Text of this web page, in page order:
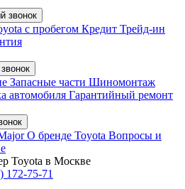
звонок
с пробегом Кредит Трейд-ин
Запасные части Шиномонтаж
автомобиля Гарантийный ремонт
О бренде Toyota Вопросы и
Toyota в Москве
172-75-71